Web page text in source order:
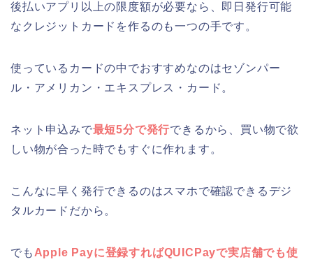
後払いアプリ以上の限度額が必要なら、即日発行可能
なクレジットカードを作るのも一つの手です。
使っているカードの中でおすすめなのはセゾンパー
ル・アメリカン・エキスプレス・カード。
ネット申込みで最短5分で発行できるから、買い物で欲
しい物が合った時でもすぐに作れます。
こんなに早く発行できるのはスマホで確認できるデジ
タルカードだから。
でも Apple Payに登録すればQUICPayで実店舗でも使